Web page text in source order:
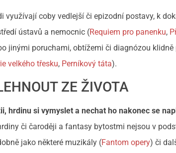
využívají coby vedlejší či epizodní postavy, k
ústavů a nemocnic (Requiem pro panenku,
jinými poruchami, obtížemi či diagnózou
velkého třesku, Perníkový táta).
ZE ŽIVOTA
hrdinu si vymyslet a nechat ho nakonec se
či čaroději a fantasy bytostmi nejsou v
jako některé muzikály (Fantom opery) či